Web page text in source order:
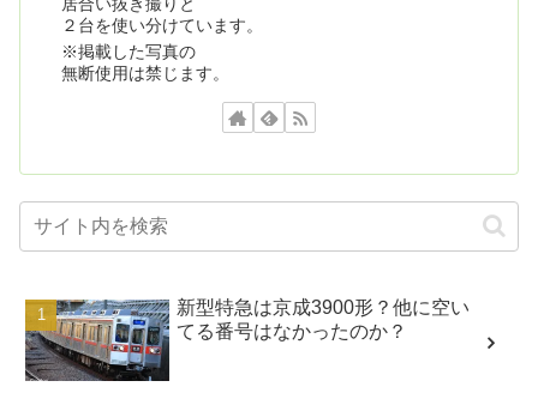
２台を使い分けています。
※掲載した写真の
無断使用は禁じます。
新型特急は京成3900形？他に空い
てる番号はなかったのか？